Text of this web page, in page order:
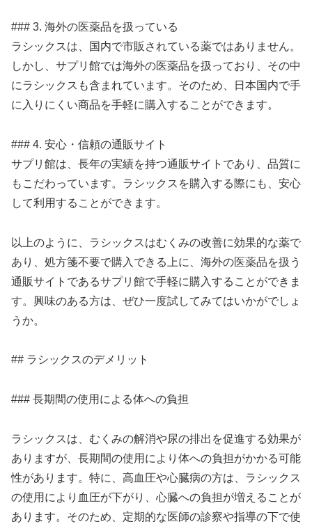
### 3. 海外の医薬品を扱っている
ラシックスは、国内で市販されている薬ではありません。
しかし、サプリ館では海外の医薬品を扱っており、その中
にラシックスも含まれています。そのため、日本国内で手
に入りにくい商品を手軽に購入することができます。
### 4. 安心・信頼の通販サイト
サプリ館は、長年の実績を持つ通販サイトであり、品質に
もこだわっています。ラシックスを購入する際にも、安心
して利用することができます。
以上のように、ラシックスはむくみの改善に効果的な薬で
あり、処方箋不要で購入できる上に、海外の医薬品を扱う
通販サイトであるサプリ館で手軽に購入することができま
す。興味のある方は、ぜひ一度試してみてはいかがでしょ
うか。
## ラシックスのデメリット
### 長期間の使用による体への負担
ラシックスは、むくみの解消や尿の排出を促進する効果が
ありますが、長期間の使用により体への負担がかかる可能
性があります。特に、高血圧や心臓病の方は、ラシックス
の使用により血圧が下がり、心臓への負担が増えることが
あります。そのため、定期的な医師の診察や指導の下で使